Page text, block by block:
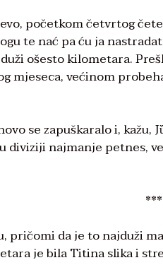
početkom četvrtog
te nać pa ću ja
ošesto kilometara.
mjeseca, većinom
se zapuškaralo i, kažu,
diviziji najmanje petnes,
***
pričomi da je to najduži
je bila Titina slika i